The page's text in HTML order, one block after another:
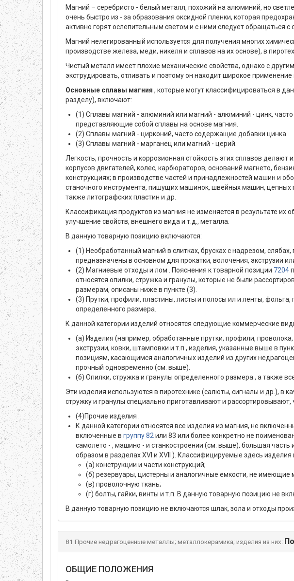
Магний – серебристо - белый металл, похожий на алюминий, но
очень быстро из - за образования оксидной пленки, которая
активно горят ослепительным светом и с ними следует обращаться
Магний нелегированный используется для получения многих
производстве железа, меди, никеля и сплавов на их основе), в
Чистый металл имеет плохие механические свойства, однако с
экструдировать, отливать и поэтому он находит широкое применение
Основные сплавы магния , которые могут классифицироваться в
разделу), включают:
(1) Сплавы магний - алюминий или магний - алюминий - цинк,
представляющие собой сплавы на основе магния.
(2) Сплавы магний - цирконий, часто содержащие добавки цинка.
(3) Сплавы магний - марганец или магний - церий.
Легкость, прочность и коррозионная стойкость этих сплавов
корпусов двигателей, колес, карбюраторов, оснований магнето,
конструкциях; в производстве частей и принадлежностей машин и
станочного инструмента, пишущих машинок, швейных машин, цепных
также литографских пластин и др.
Классификация продуктов из магния не изменяется в результате их
улучшение свойств, внешнего вида и т.д., металла.
В данную товарную позицию включаются:
(1) Необработанный магний в слитках, брусках с надрезом,
предназначены в основном для прокатки, волочения, экструзии
(2) Магниевые отходы и лом . Пояснения к товарной позиции 7204
относятся опилки, стружка и гранулы, которые не были
размерам, описаны ниже в пункте (3).
(3) Прутки, профили, пластины, листы и полосы ил и ленты,
определенного размера.
К данной категории изделий относятся следующие коммерческие
(а) Изделия (например, обработанные прутки, профили,
экструзии, ковки, штамповки и т.п., изделия, указанные выше в
позициям, касающимся аналогичных изделий из других
прочный одновременно (см. выше).
(б) Опилки, стружка и гранулы определенного размера , а также
Эти изделия используются в пиротехнике (салюты, сигналы и др.), в
стружку и гранулы специально приготавливают и
(4)Прочие изделия .
К данной категории относятся все изделия из магния, не
включенные в группу 82 или 83 или более конкретно не
самолето - , машино - и станкостроении (см. выше), большая часть
образом в разделах XVI и XVII ). Классифицируемые здесь
(а) конструкции и части конструкций;
(б) резервуары, цистерны и аналогичные емкости, не имеющие
(в) проволочную ткань;
(г) болты, гайки, винты и т.п. В данную товарную позицию не
В данную товарную позицию не включаются шлак, зола и отходы
81 Прочие недрагоценные металлы; металлокерамика; изделия из них:
ОБЩИЕ ПОЛОЖЕНИЯ